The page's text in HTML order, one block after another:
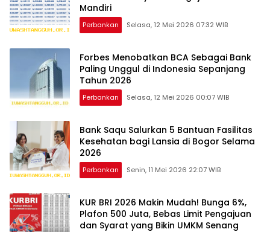
Mandiri
Perbankan Selasa, 12 Mei 2026 07:32 WIB
Forbes Menobatkan BCA Sebagai Bank
Paling Unggul di Indonesia Sepanjang
Tahun 2026
Perbankan Selasa, 12 Mei 2026 00:07 WIB
Bank Saqu Salurkan 5 Bantuan Fasilitas
Kesehatan bagi Lansia di Bogor Selama
2026
Perbankan Senin, 11 Mei 2026 22:07 WIB
KUR BRI 2026 Makin Mudah! Bunga 6%,
Plafon 500 Juta, Bebas Limit Pengajuan
dan Syarat yang Bikin UMKM Senang